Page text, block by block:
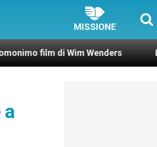
MISSIONE
di Wim Wenders Lunedì 4
a